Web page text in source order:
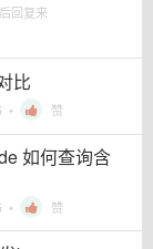
回复来
比
• 赞
如何查询含
• 赞